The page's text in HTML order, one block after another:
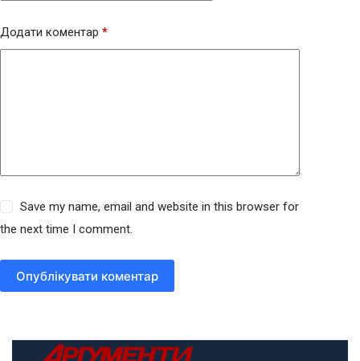
Додати коментар *
Save my name, email and website in this browser for
the next time I comment.
Опублікувати коментар